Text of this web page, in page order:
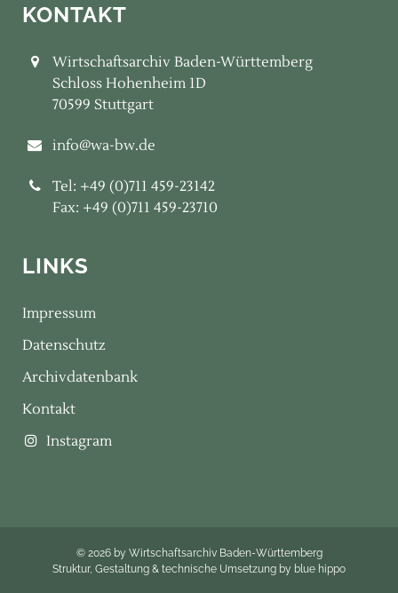
KONTAKT
Wirtschaftsarchiv Baden-Württemberg
Schloss Hohenheim 1D
70599 Stuttgart
info@wa-bw.de
Tel: +49 (0)711 459-23142
Fax: +49 (0)711 459-23710
LINKS
Impressum
Datenschutz
Archivdatenbank
Kontakt
Instagram
© 2026 by Wirtschaftsarchiv Baden-Württemberg
Struktur, Gestaltung & technische Umsetzung by blue hippo